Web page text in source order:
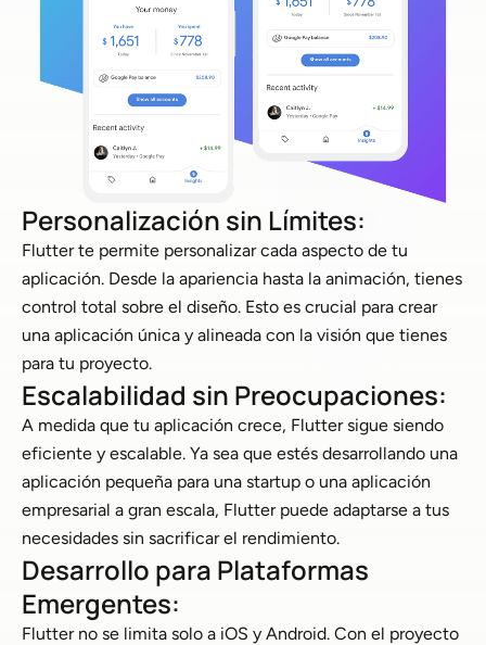
Personalización sin Límites:
Flutter te permite personalizar cada aspecto de tu
aplicación. Desde la apariencia hasta la animación, tienes
control total sobre el diseño. Esto es crucial para crear
una aplicación única y alineada con la visión que tienes
para tu proyecto.
Escalabilidad sin Preocupaciones:
A medida que tu aplicación crece, Flutter sigue siendo
eficiente y escalable. Ya sea que estés desarrollando una
aplicación pequeña para una startup o una aplicación
empresarial a gran escala, Flutter puede adaptarse a tus
necesidades sin sacrificar el rendimiento.
Desarrollo para Plataformas
Emergentes:
Flutter no se limita solo a iOS y Android. Con el proyecto